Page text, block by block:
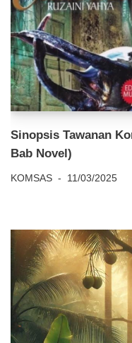
Sinopsis Tawanan
Bab Novel)
KOMSAS 11/03/2025